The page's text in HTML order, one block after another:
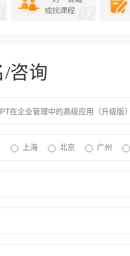
咨询
上海 北京 广州